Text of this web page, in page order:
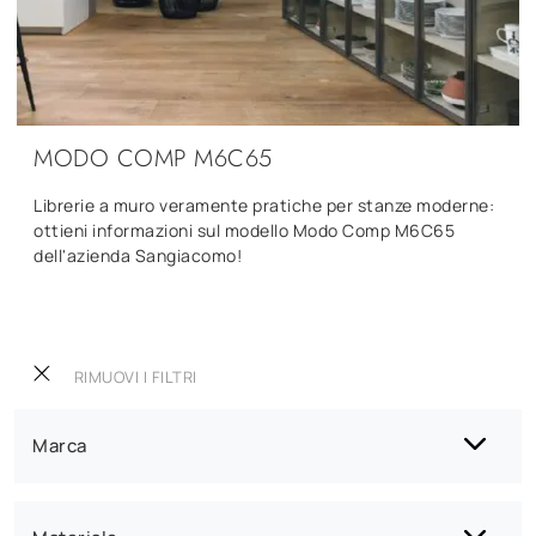
RIMUOVI I FILTRI
Marca
MODO COMP M6C65
Librerie a muro veramente pratiche per stanze moderne:
ottieni informazioni sul modello Modo Comp M6C65
dell'azienda Sangiacomo!